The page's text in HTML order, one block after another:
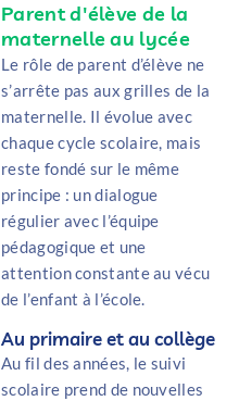
Parent d'élève de la
maternelle au lycée
Le rôle de parent d’élève ne
s’arrête pas aux grilles de la
maternelle. Il évolue avec
chaque cycle scolaire, mais
reste fondé sur le même
principe : un dialogue
régulier avec l’équipe
pédagogique et une
attention constante au vécu
de l’enfant à l’école.
Au primaire et au collège
Au fil des années, le suivi
scolaire prend de nouvelles